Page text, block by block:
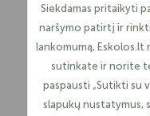
Siekdamas pritaikyti
naršymo patirtį ir
lankomumą, Eskolos.lt
sutinkate ir norite
paspausti „Sutikti su
slapukų nustatymus,